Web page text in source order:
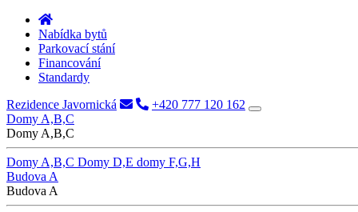
Nabídka bytů
Parkovací stání
Financování
Standardy
Rezidence Javornická
+420 777 120 162
Domy A,B,C
Domy A,B,C
Domy A,B,C Domy D,E domy F,G,H
Budova A
Budova A